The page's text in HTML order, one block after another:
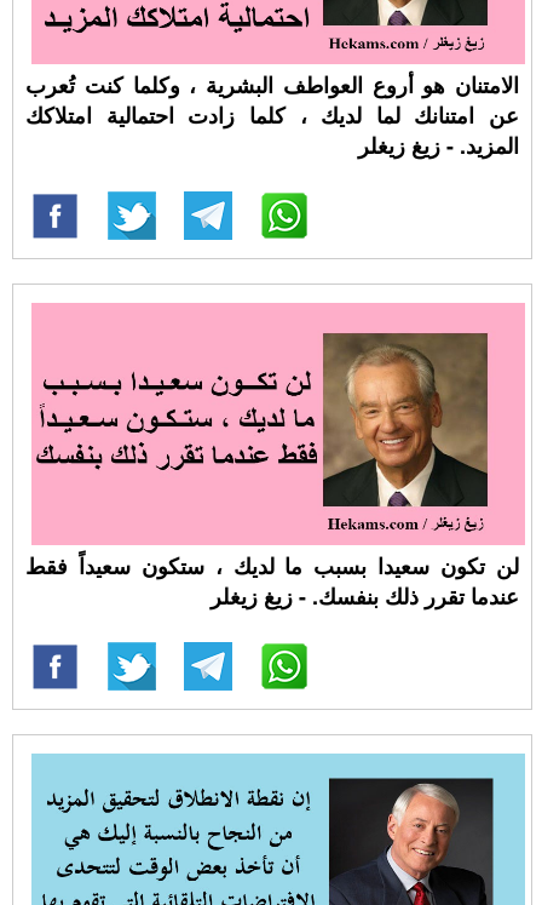
الامتنان هو أروع العواطف البشرية ، وكلما كنت تُعرب
عن امتنانك لما لديك ، كلما زادت احتمالية امتلاكك
المزيد. - زيغ زيغلر
لن تكون سعيدا بسبب ما لديك ، ستكون سعيداً فقط
عندما تقرر ذلك بنفسك. - زيغ زيغلر